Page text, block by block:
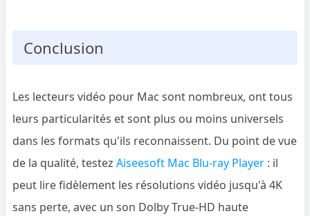
Conclusion
Les lecteurs vidéo pour Mac sont nombreux, ont tous
leurs particularités et sont plus ou moins universels
dans les formats qu'ils reconnaissent. Du point de vue
de la qualité, testezAiseesoft Mac Blu-ray Player : il
peut lire fidèlement les résolutions vidéo jusqu'à 4K
sans perte, avec un son Dolby True-HD haute